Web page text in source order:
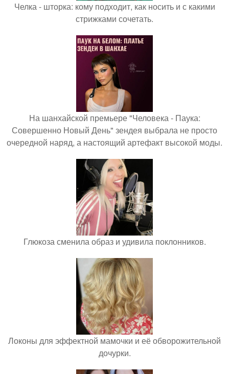
Челка - шторка: кому подходит, как носить и с какими
стрижками сочетать.
На шанхайской премьере "Человека - Паука:
Совершенно Новый День" зендея выбрала не просто
очередной наряд, а настоящий артефакт высокой моды.
Глюкоза сменила образ и удивила поклонников.
Локоны для эффектной мамочки и её обворожительной
дочурки.